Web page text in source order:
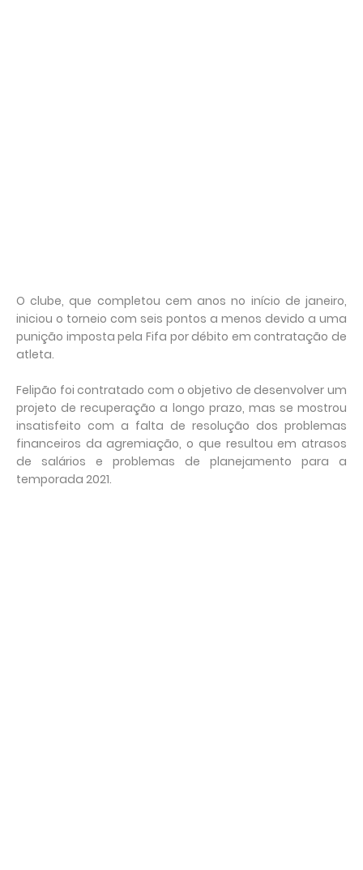
O clube, que completou cem anos no início de janeiro,
iniciou o torneio com seis pontos a menos devido a uma
punição imposta pela Fifa por débito em contratação de
atleta.
Felipão foi contratado com o objetivo de desenvolver um
projeto de recuperação a longo prazo, mas se mostrou
insatisfeito com a falta de resolução dos problemas
financeiros da agremiação, o que resultou em atrasos
de salários e problemas de planejamento para a
temporada 2021.